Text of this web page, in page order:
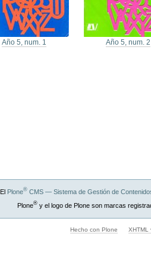
Año 5, num. 1 Año 5, num. 2
El Plone®CMS — Sistema de Gestión de
Plone®y el logo de Plone son marcas
Hecho con Plone XHTML